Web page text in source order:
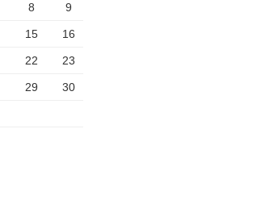
8 9
15 16
22 23
29 30